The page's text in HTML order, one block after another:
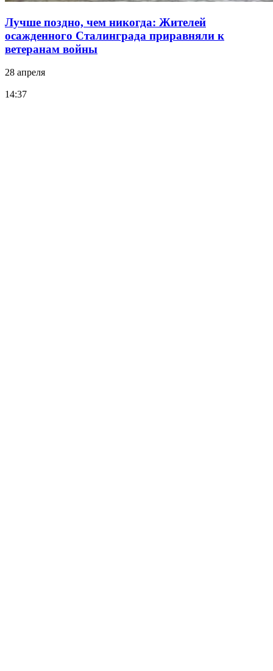
Лучше поздно, чем никогда: Жителей
осажденного Сталинграда приравняли к
ветеранам войны
28 апреля
14:37